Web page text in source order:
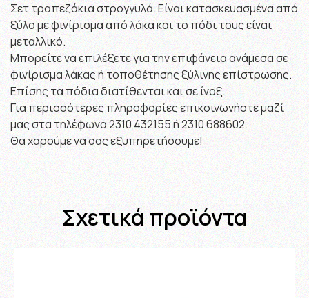
Σετ τραπεζάκια στρογγυλά. Είναι κατασκευασμένα από
ξύλο με φινίρισμα από λάκα και το πόδι τους είναι
μεταλλικό.
Μπορείτε να επιλέξετε για την επιφάνεια ανάμεσα σε
φινίρισμα λάκας ή τοποθέτησης ξύλινης επίστρωσης.
Επίσης τα πόδια διατίθενται και σε ίνοξ.
Για περισσότερες πληροφορίες επικοινωνήστε μαζί
μας στα τηλέφωνα 2310 432155 ή 2310 688602.
Θα χαρούμε να σας εξυπηρετήσουμε!
Σχετικά προϊόντα